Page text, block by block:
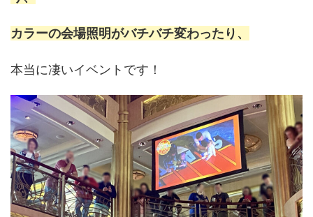
カラーの会場照明がバチバチ変わったり、
本当に凄いイベントです！